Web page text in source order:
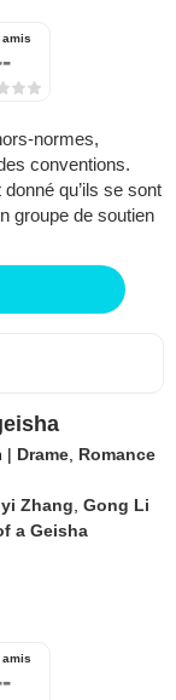
amis
normes,
conventions.
qu’ils se sont
groupe de soutien
| Drame Romance
Zhang ,Gong Li
a Geisha
amis